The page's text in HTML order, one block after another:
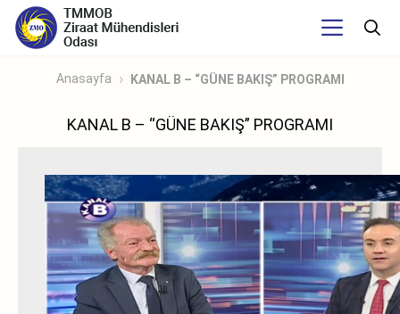
Anasayfa KANAL B – “GÜNE BAKIŞ” PROGRAMI
KANAL B – “GÜNE BAKIŞ” PROGRAMI